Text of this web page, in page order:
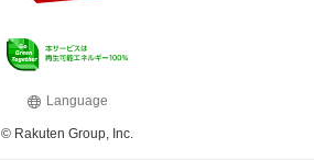
Language
© Rakuten Group, Inc.